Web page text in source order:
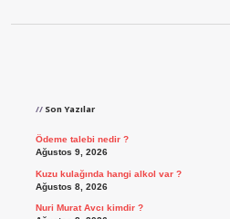
Son Yazılar
Ödeme talebi nedir ?
Ağustos 9, 2026
Kuzu kulağında hangi alkol var ?
Ağustos 8, 2026
Nuri Murat Avcı kimdir ?